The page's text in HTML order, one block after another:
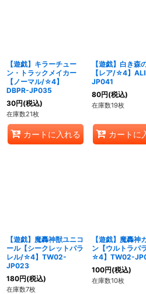
【遊戯】キラーチュー
ン・トラックメイカー
【ノーマル/☆4】
DBPR-JP035
30円(税込)
在庫数21枚
カートに入れる
【遊戯】白き森
【レア/☆4】
JP041
80円(税込)
在庫数19枚
カートに
【遊戯】魔轟神獣ユニコ
ール【シークレットパラ
レル/☆4】TW02-
JP023
180円(税込)
在庫数7枚
【遊戯】魔轟神
ン【ウルトラパ
☆4】TW02-
100円(税込)
在庫数10枚